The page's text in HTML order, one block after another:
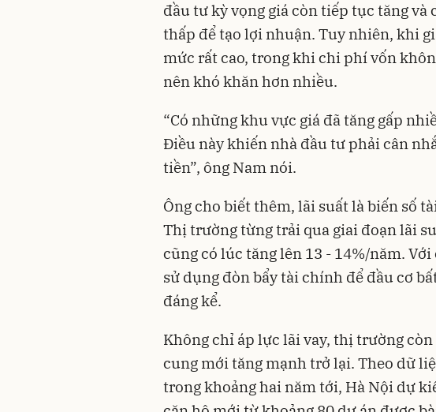
đầu tư kỳ vọng giá còn tiếp tục tăng
thấp để tạo lợi nhuận. Tuy nhiên, khi
mức rất cao, trong khi chi phí vốn
nên khó khăn hơn nhiều.
“Có những khu vực giá đã tăng gấp
Điều này khiến nhà đầu tư phải cân
tiền”, ông Nam nói.
Ông cho biết thêm, lãi suất là biến số
Thị trường từng trải qua giai đoạn lãi
cũng có lúc tăng lên 13 - 14%/năm.
sử dụng đòn bẩy tài chính để đầu cơ
đáng kể.
Không chỉ áp lực lãi vay, thị trường
cung mới tăng mạnh trở lại. Theo dữ
trong khoảng hai năm tới, Hà Nội dự